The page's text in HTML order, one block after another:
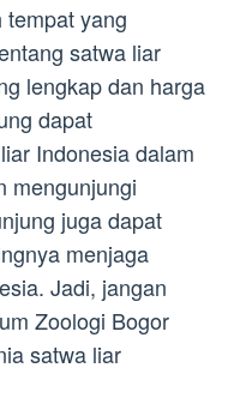
yang
satwa liar
lengkap dan harga
dapat
Indonesia dalam
mengunjungi
juga dapat
menjaga
Jadi, jangan
Zoologi Bogor
satwa liar